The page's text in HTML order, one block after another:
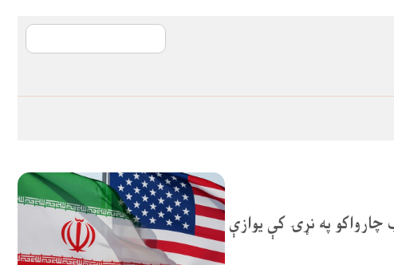
چارواکو په نړۍ کې یوازې